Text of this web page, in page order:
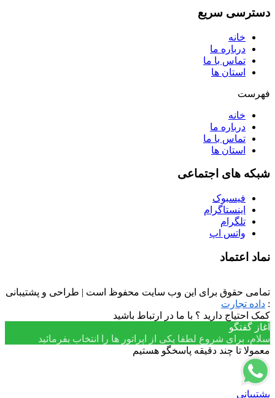
دسترسی سریع
خانه
درباره ما
تماس با ما
استان ها
فهرست
خانه
درباره ما
تماس با ما
استان ها
شبکه های اجتماعی
فیسبوک
اینستاگرام
تلگرام
واتس اپ
نماد اعتماد
تمامی حقوق برای این وب سایت محفوظ است | طراحی و پشتیبانی
: داده تجارت
کمک احتیاج دارید ؟ با ما در ارتباط باشید
آغاز گفتگو
سلام، برای شروع لطفا یکی از اپراتور ها را انتخاب بفرمائید
معمولا تا چند دقیقه پاسخگو هستیم
پشتیبانی